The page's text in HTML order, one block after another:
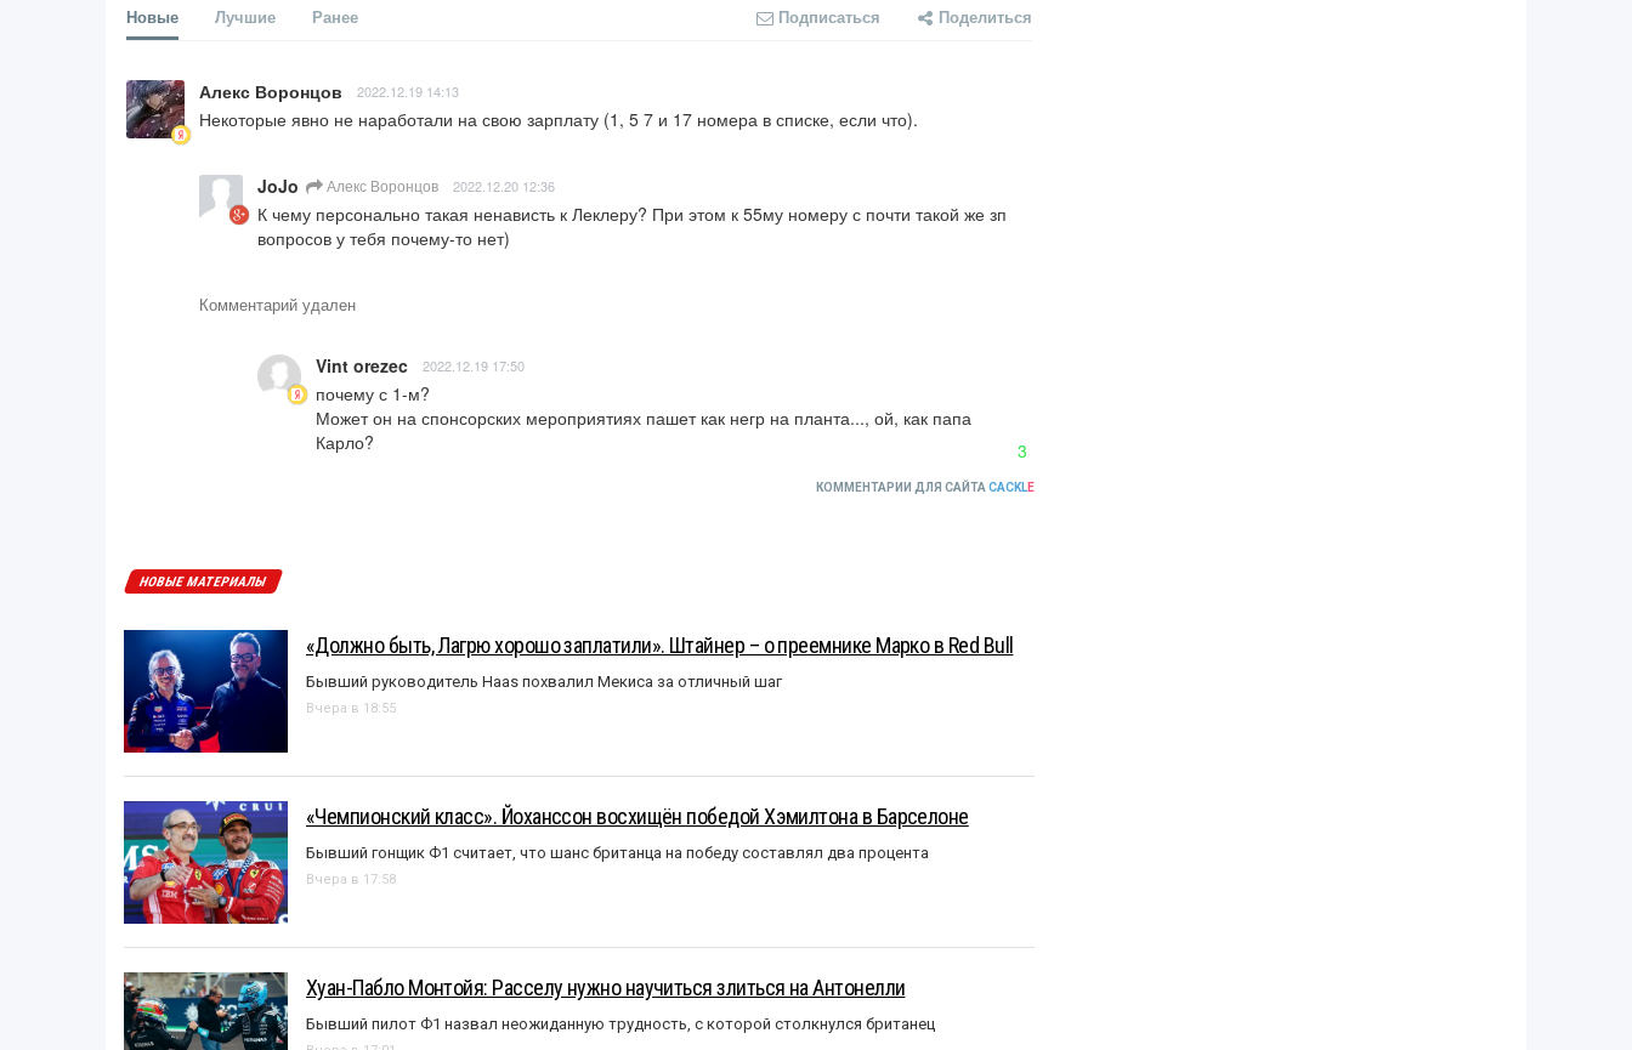
Новые Лучшие Ранее Подписаться Поделиться
Алекс Воронцов 2022.12.19 14:13
Некоторые явно не наработали на свою зарплату (1, 5 7 и 17 номера в списке, если что).
JoJo Алекс Воронцов 2022.12.20 12:36
К чему персонально такая ненависть к Леклеру? При этом к 55му номеру с почти такой же зп
вопросов у тебя почему-то нет)
Комментарий удален
Vint orezec 2022.12.19 17:50
почему с 1-м?
Может он на спонсорских мероприятиях пашет как негр на планта..., ой, как папа
Карло?
3
КОММЕНТАРИИ ДЛЯ САЙТА CACKLE
НОВЫЕ МАТЕРИАЛЫ
«Должно быть, Лагрю хорошо заплатили». Штайнер – о преемнике Марко в Red Bull
Бывший руководитель Haas похвалил Мекиса за отличный шаг
Вчера в 18:55
«Чемпионский класс». Йоханссон восхищён победой Хэмилтона в Барселоне
Бывший гонщик Ф1 считает, что шанс британца на победу составлял два процента
Вчера в 17:58
Хуан-Пабло Монтойя: Расселу нужно научиться злиться на Антонелли
Бывший пилот Ф1 назвал неожиданную трудность, с которой столкнулся британец